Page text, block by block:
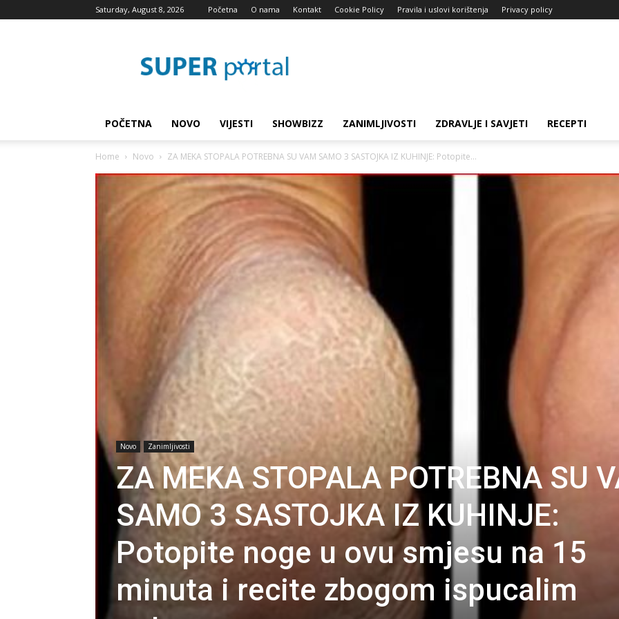
Saturday, August 8, 2026 Početna O nama Kontakt Cookie Policy Pravila i uslovi korištenja Privacy policy
blog
POČETNA NOVO VIJESTI SHOWBIZZ ZANIMLJIVOSTI ZDRAVLJE I SAVJETI RECEPTI
Home Novo ZA MEKA STOPALA POTREBNA SU VAM SAMO 3 SASTOJKA IZ KUHINJE: Potopite...
Novo Zanimljivosti
ZA MEKA STOPALA POTREBNA SU
SAMO 3 SASTOJKA IZ KUHINJE:
Potopite noge u ovu smjesu na 15
minuta i recite zbogom ispucalim